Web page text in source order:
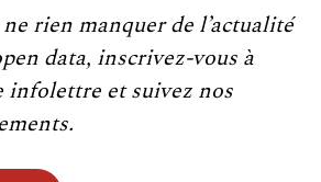
rien manquer de l’actualité
data, inscrivez-vous à
infolettre et suivez nos